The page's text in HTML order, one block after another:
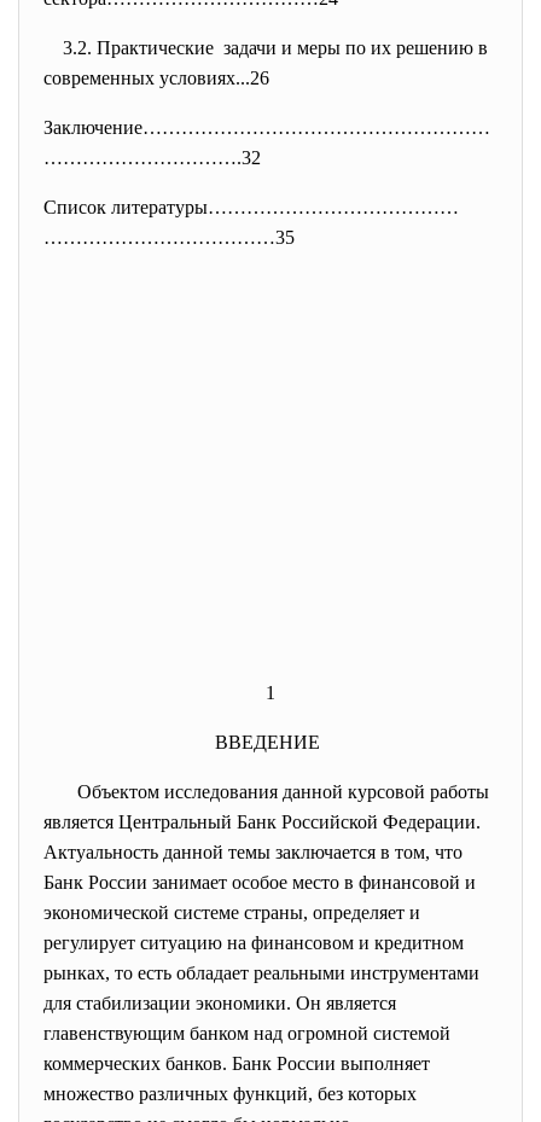
3.2. Практические задачи и меры по их решению в
современных условиях...26
Заключение………………………………………………
………………………….32
Список литературы…………………………………
………………………………35
1
ВВЕДЕНИЕ
Объектом исследования данной курсовой работы
является Центральный Банк Российской Федерации.
Актуальность данной темы заключается в том, что
Банк России занимает особое место в финансовой и
экономической системе страны, определяет и
регулирует ситуацию на финансовом и кредитном
рынках, то есть обладает реальными инструментами
для стабилизации экономики. Он является
главенствующим банком над огромной системой
коммерческих банков. Банк России выполняет
множество различных функций, без которых